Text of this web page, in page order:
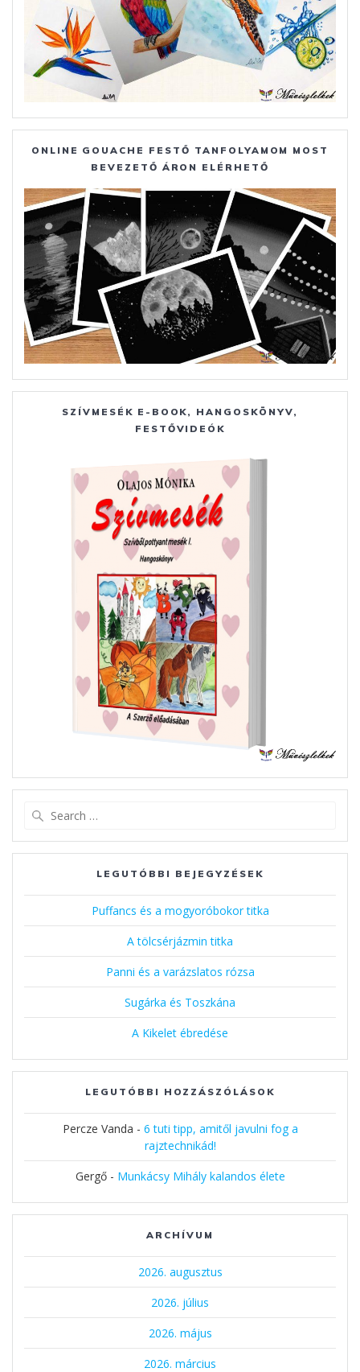
ONLINE GOUACHE FESTŐ TANFOLYAMOM MOST
BEVEZETŐ ÁRON ELÉRHETŐ
SZÍVMESÉK E-BOOK, HANGOSKÖNYV,
FESTŐVIDEÓK
LEGUTÓBBI BEJEGYZÉSEK
Puffancs és a mogyoróbokor titka
A tölcsérjázmin titka
Panni és a varázslatos rózsa
Sugárka és Toszkána
A Kikelet ébredése
LEGUTÓBBI HOZZÁSZÓLÁSOK
Percze Vanda - 6 tuti tipp, amitől javulni fog a
rajztechnikád!
Gergő- Munkácsy Mihály kalandos élete
ARCHÍVUM
2026. augusztus
2026. július
2026. május
2026. március